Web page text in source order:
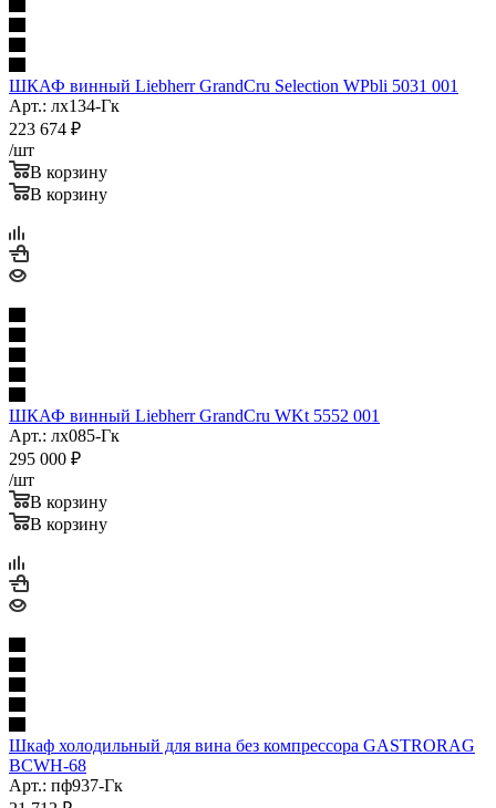
ШКАФ винный Liebherr GrandCru Selection WPbli 5031 001
Арт.: лх134-Гк
223 674 ₽
/шт
В корзину
В корзину
ШКАФ винный Liebherr GrandCru WKt 5552 001
Арт.: лх085-Гк
295 000 ₽
/шт
В корзину
В корзину
Шкаф холодильный для вина без компрессора GASTRORAG
BCWH-68
Арт.: пф937-Гк